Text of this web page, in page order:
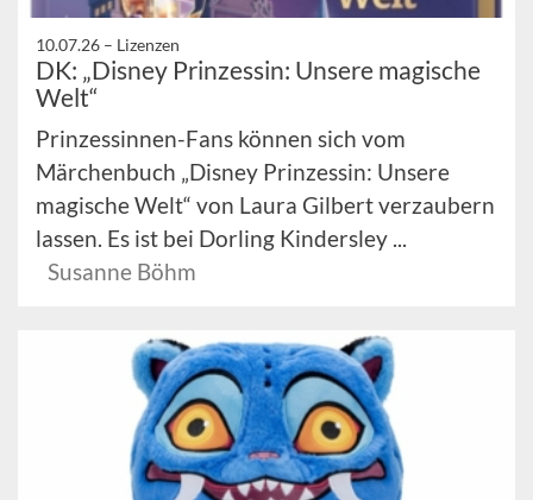
10.07.26 – Lizenzen
DK: „Disney Prinzessin: Unsere magische
Welt“
Prinzessinnen-Fans können sich vom
Märchenbuch „Disney Prinzessin: Unsere
magische Welt“ von Laura Gilbert verzaubern
lassen. Es ist bei Dorling Kindersley ...
Susanne Böhm